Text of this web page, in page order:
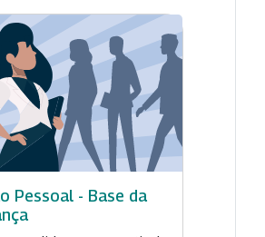
Pessoal - Base da